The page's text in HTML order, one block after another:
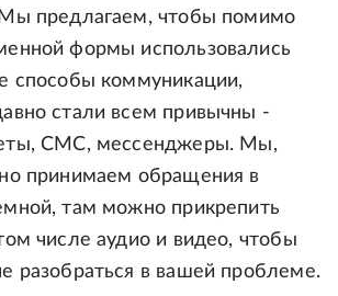
предлагаем, чтобы помимо
формы использовались
способы коммуникации,
стали всем привычны -
СМС, мессенджеры. Мы,
принимаем обращения в
там можно прикрепить
числе аудио и видео, чтобы
разобраться в вашей проблеме.